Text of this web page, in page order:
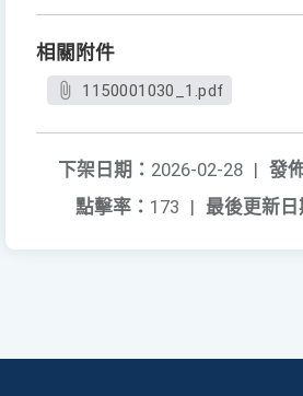
相關附件
1150001030_1.pdf
發
下架日期： 2026-02-28 |
最後更新日
點擊率： 173 |